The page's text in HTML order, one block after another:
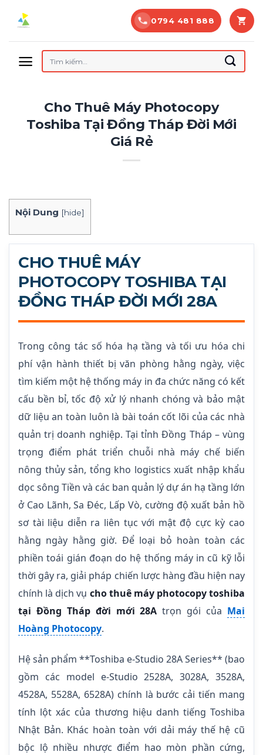
0794 481 888
Tìm
kiếm:
Cho Thuê Máy Photocopy
Toshiba Tại Đồng Tháp Đời Mới
Giá Rẻ
Nội Dung [hide]
CHO THUÊ MÁY
PHOTOCOPY TOSHIBA TẠI
ĐỒNG THÁP ĐỜI MỚI 28A
Trong công tác số hóa hạ tầng và tối ưu hóa chi
phí vận hành thiết bị văn phòng hằng ngày, việc
tìm kiếm một hệ thống máy in đa chức năng có kết
cấu bền bỉ, tốc độ xử lý nhanh chóng và bảo mật
dữ liệu an toàn luôn là bài toán cốt lõi của các nhà
quản trị doanh nghiệp. Tại tỉnh Đồng Tháp – vùng
trọng điểm phát triển chuỗi nhà máy chế biến
nông thủy sản, tổng kho logistics xuất nhập khẩu
dọc sông Tiền và các ban quản lý dự án hạ tầng lớn
ở Cao Lãnh, Sa Đéc, Lấp Vò, cường độ xuất bản hồ
sơ tài liệu diễn ra liên tục với mật độ cực kỳ cao
hằng ngày hằng giờ. Để loại bỏ hoàn toàn các
phiền toái gián đoạn do hệ thống máy in cũ kỹ lỗi
thời gây ra, giải pháp chiến lược hàng đầu hiện nay
chính là dịch vụ cho thuê máy photocopy toshiba
tại Đồng Tháp đời mới 28A trọn gói của Mai
Hoàng Photocopy.
Hệ sản phẩm **Toshiba e-Studio 28A Series** (bao
gồm các model e-Studio 2528A, 3028A, 3528A,
4528A, 5528A, 6528A) chính là bước cải tiến mang
tính lột xác của thương hiệu danh tiếng Toshiba
Nhật Bản. Khác hoàn toàn với dải máy thế hệ cũ
bộc lộ nhiều nhược điểm hao mòn phần cứng,